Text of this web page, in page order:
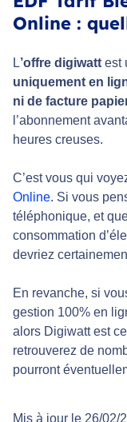
Online :
L’offre digiwatt est
uniquement en
ni de facture
l’abonnement
heures creuses.
C’est vous qui
Online. Si vous
téléphonique, et
consommation
devriez
En revanche, si
gestion 100% en
alors Digiwatt est
retrouverez de
pourront
Mis à jour le 26/02/